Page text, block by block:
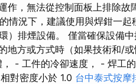
作，無法從控制面板上排除故
情況下，建議使用與焊鉗一
）排煙設備。 僅當確保設備
地方或方式時（如果技術和/
- 工件的冷卻速度， - 焊工
對密度小於 1.0 台中泰式按摩